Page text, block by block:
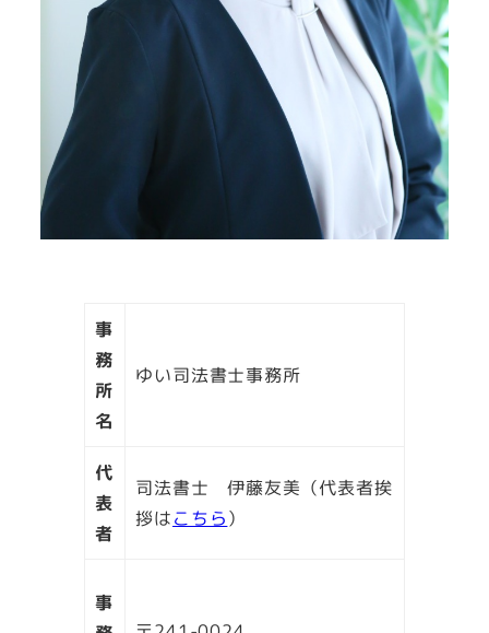
事
務
所
名
ゆい司法書士事務所
代
表
者
司法書士 伊藤友美（代表者挨
拶はこちら）
事